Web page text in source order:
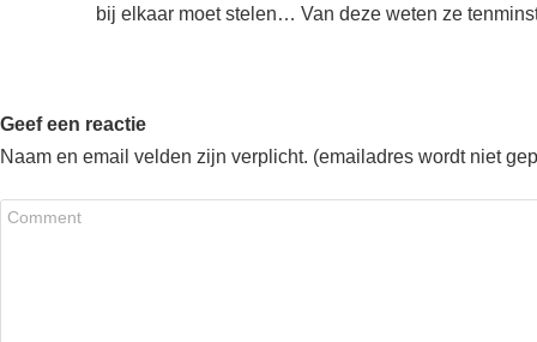
bij elkaar moet stelen… Van deze weten ze
Geef een reactie
Naam en email velden zijn verplicht. (emailadres wordt niet